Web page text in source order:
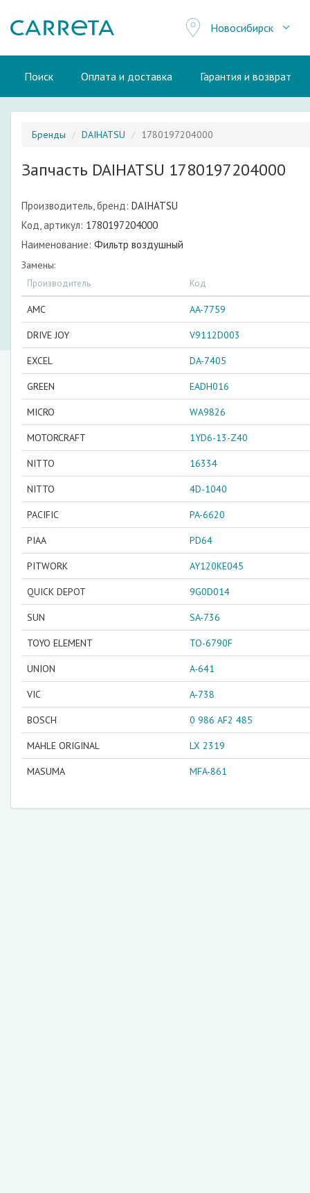
Новосибирск
Поиск Оплата и доставка Гарантия и возврат
Бренды DAIHATSU 1780197204000
Запчасть DAIHATSU 1780197204000
Производитель, бренд: DAIHATSU
Код, артикул: 1780197204000
Наименование: Фильтр воздушный
Замены:
Производитель Код
AMC AA-7759
DRIVE JOY V9112D003
EXCEL DA-7405
GREEN EADH016
MICRO WA9826
MOTORCRAFT 1YD6-13-Z40
NITTO 16334
NITTO 4D-1040
PACIFIC PA-6620
PIAA PD64
PITWORK AY120KE045
QUICK DEPOT 9G0D014
SUN SA-736
TOYO ELEMENT TO-6790F
UNION A-641
VIC A-738
BOSCH 0 986 AF2 485
MAHLE ORIGINAL LX 2319
MASUMA MFA-861